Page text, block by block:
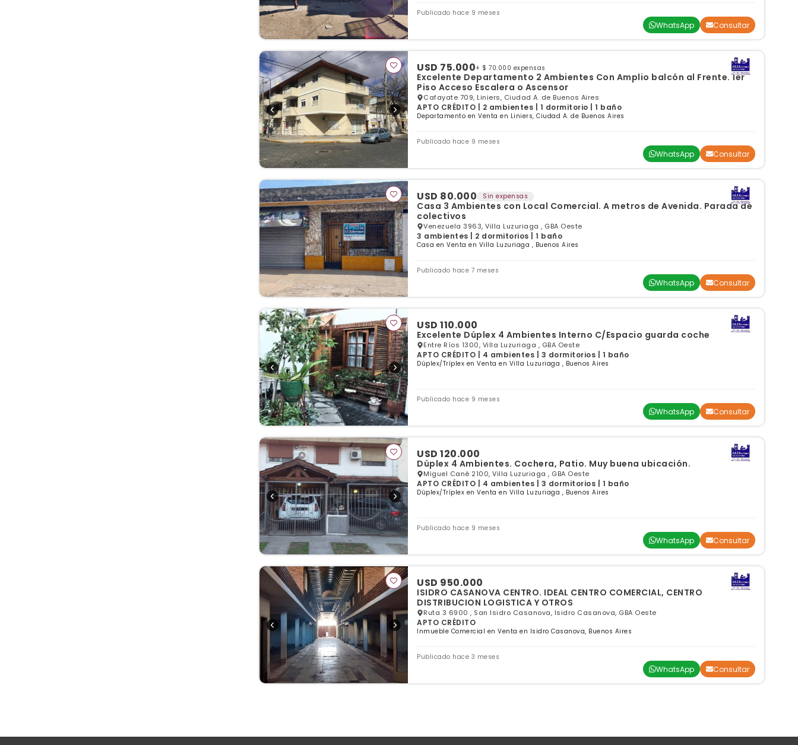
Publicado hace 9 meses
WhatsApp Consultar
USD 75.000+ $ 70.000 expensas
Excelente Departamento 2 Ambientes Con Amplio balcón al Frente. 1er
Piso Acceso Escalera o Ascensor
Cafayate 709, Liniers, Ciudad A. de Buenos Aires
APTO CRÉDITO | 2 ambientes | 1 dormitorio | 1 baño
Departamento en Venta en Liniers, Ciudad A. de Buenos Aires
Publicado hace 9 meses
WhatsApp Consultar
USD 80.000 Sin expensas
Casa 3 Ambientes con Local Comercial. A metros de Avenida. Parada de
colectivos
Venezuela 3963, Villa Luzuriaga , GBA Oeste
3 ambientes | 2 dormitorios | 1 baño
Casa en Venta en Villa Luzuriaga , Buenos Aires
Publicado hace 7 meses
WhatsApp Consultar
USD 110.000
Excelente Dúplex 4 Ambientes Interno C/Espacio guarda coche
Entre Ríos 1300, Villa Luzuriaga , GBA Oeste
APTO CRÉDITO | 4 ambientes | 3 dormitorios | 1 baño
Dúplex/Tríplex en Venta en Villa Luzuriaga , Buenos Aires
Publicado hace 9 meses
WhatsApp Consultar
USD 120.000
Dúplex 4 Ambientes. Cochera, Patio. Muy buena ubicación.
Miguel Cané 2100, Villa Luzuriaga , GBA Oeste
APTO CRÉDITO | 4 ambientes | 3 dormitorios | 1 baño
Dúplex/Tríplex en Venta en Villa Luzuriaga , Buenos Aires
Publicado hace 9 meses
WhatsApp Consultar
USD 950.000
ISIDRO CASANOVA CENTRO. IDEAL CENTRO COMERCIAL, CENTRO
DISTRIBUCION LOGISTICA Y OTROS
Ruta 3 6900 , San Isidro Casanova, Isidro Casanova, GBA Oeste
APTO CRÉDITO
Inmueble Comercial en Venta en Isidro Casanova, Buenos Aires
Publicado hace 3 meses
WhatsApp Consultar